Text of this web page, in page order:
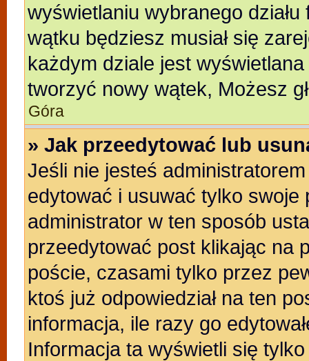
wyświetlaniu wybranego
wątku będziesz musiał się
każdym dziale jest
tworzyć nowy wątek, Możesz
Góra
» Jak przeedytować lub
Jeśli nie jesteś
edytować i usuwać tylko swoje
administrator w ten sposób
przeedytować post klikając na
poście, czasami tylko przez
ktoś już odpowiedział na ten
informacja, ile razy go
Informacja ta wyświetli się